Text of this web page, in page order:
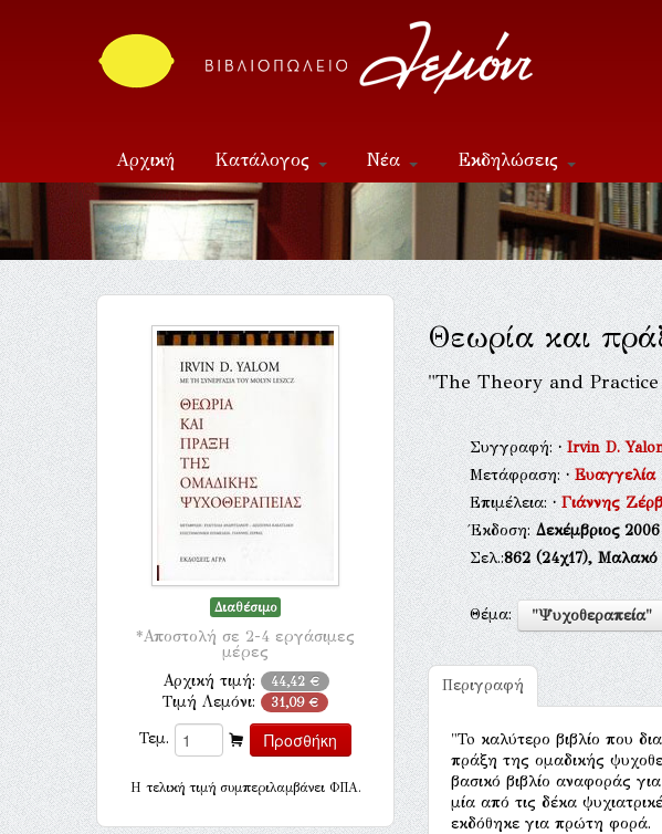
Αρχική Κατάλογος Νέα Εκδηλώσεις
Επικοινωνία
Διαθέσιμο
*Αποστολή σε 2-4 εργάσιμες
μέρες
Αρχική τιμή: 44,42 €
Τιμή Λεμόνι: 31,09 €
Τεμ.
H τελική τιμή συμπεριλαμβάνει ΦΠΑ.
Θεωρία και
"The Theory and
Συγγραφή:·Irvin D.
Μετάφραση:·Ευαγγελία
Επιμέλεια:·Γιάννης
Έκδοση:Δεκέμβριος 2006
Σελ.:862(24χ17), Μαλακό
Θέμα: "Ψυχοθεραπεία"
Περιγραφή
"To καλύτερο βιβλίο που
πράξη της ομαδικής
βασικό βιβλίο αναφοράς
μία από τις δέκα
εκδόθηκε για πρώτη φορά.